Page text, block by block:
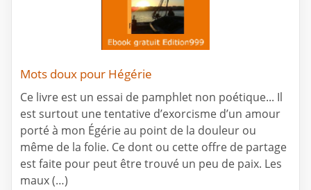
Mots doux pour Hégérie
Ce livre est un essai de pamphlet non poétique... Il
est surtout une tentative d’exorcisme d’un amour
porté à mon Égérie au point de la douleur ou
même de la folie. Ce dont ou cette offre de partage
est faite pour peut être trouvé un peu de paix. Les
maux (…)